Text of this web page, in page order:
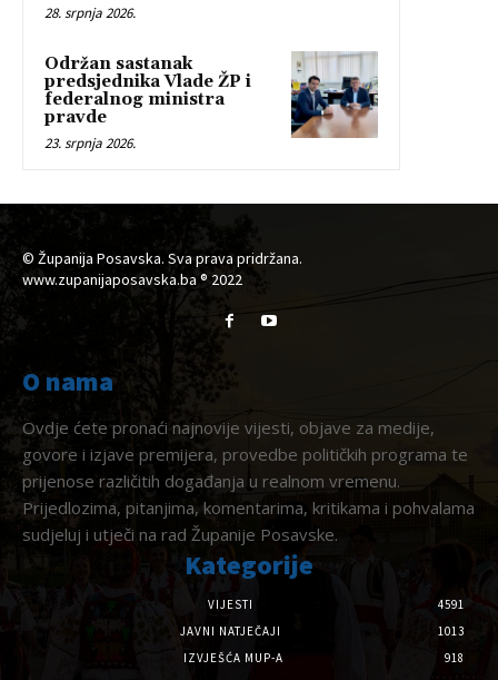
28. srpnja 2026.
Održan sastanak
predsjednika Vlade ŽP i
federalnog ministra
pravde
23. srpnja 2026.
© Županija Posavska. Sva prava pridržana.
www.zupanijaposavska.ba ® 2022
O nama
Ovdje ćete pronaći najnovije vijesti, objave za medije,
govore i izjave premijera, provedbe političkih programa te
prijenose različitih događanja u realnom vremenu.
Prijedlozima, pitanjima, komentarima, kritikama i pohvalama
sudjeluj i utječi na rad Županije Posavske.
Kategorije
VIJESTI
4591
JAVNI NATJEČAJI
1013
IZVJEŠĆA MUP-A
918